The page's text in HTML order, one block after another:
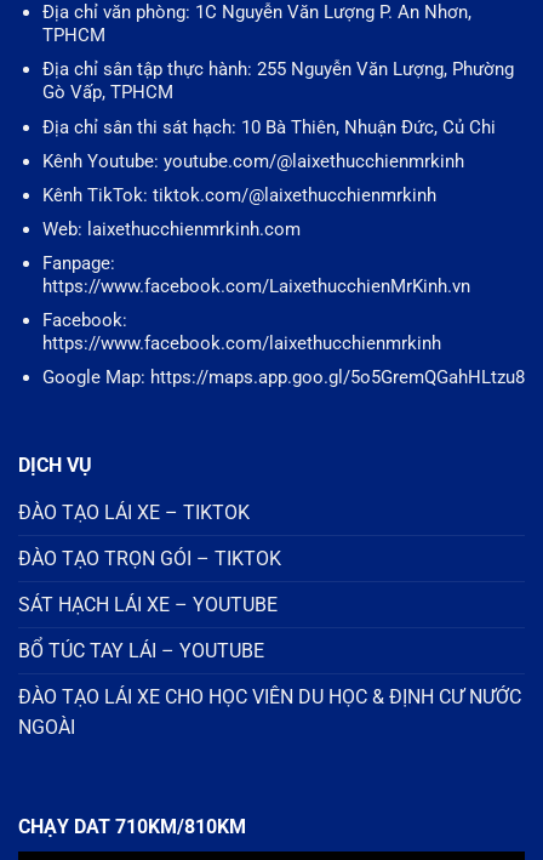
Địa chỉ văn phòng: 1C Nguyễn Văn Lượng P. An Nhơn,
TPHCM
Địa chỉ sân tập thực hành: 255 Nguyễn Văn Lượng, Phường
Gò Vấp, TPHCM
Địa chỉ sân thi sát hạch: 10 Bà Thiên, Nhuận Đức, Củ Chi
Kênh Youtube: youtube.com/@laixethucchienmrkinh
Kênh TikTok: tiktok.com/@laixethucchienmrkinh
Web: laixethucchienmrkinh.com
Fanpage:
https://www.facebook.com/LaixethucchienMrKinh.vn
Facebook:
https://www.facebook.com/laixethucchienmrkinh
Google Map: https://maps.app.goo.gl/5o5GremQGahHLtzu8
DỊCH VỤ
ĐÀO TẠO LÁI XE – TIKTOK
ĐÀO TẠO TRỌN GÓI – TIKTOK
SÁT HẠCH LÁI XE – YOUTUBE
BỔ TÚC TAY LÁI – YOUTUBE
ĐÀO TẠO LÁI XE CHO HỌC VIÊN DU HỌC & ĐỊNH CƯ NƯỚC
NGOÀI
CHẠY DAT 710KM/810KM